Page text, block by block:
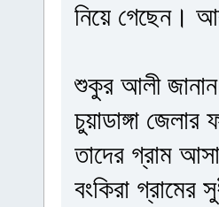
নিয়ে গেছেন।
শুকুর আলী জানান,
চুয়াডাঙ্গা
তাদের গ্রাম
বংকিরা গ্রামের